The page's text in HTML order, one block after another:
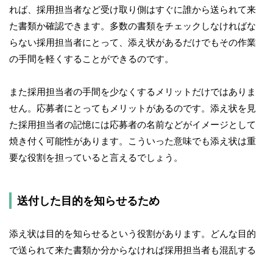
れば、採用担当者など受け取り側はすぐに誰から送られて来
た書類か確認できます。多数の書類をチェックしなければな
らない採用担当者にとって、添え状があるだけでもその作業
の手間を軽くすることができるのです。
また採用担当者の手間を少なくするメリットだけではありま
せん。応募者にとってもメリットがあるのです。添え状を見
た採用担当者の記憶には応募者の名前などがイメージとして
焼き付く可能性があります。こういった意味でも添え状は重
要な役割を担っていると言えるでしょう。
送付した目的を知らせるため
添え状は目的を知らせるという役割があります。どんな目的
で送られて来た書類か分からなければ採用担当者も混乱する